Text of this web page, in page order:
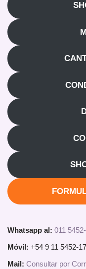
Whatsapp al: 011
Móvil: +54 9 11 5452-
Mail: Consultar por